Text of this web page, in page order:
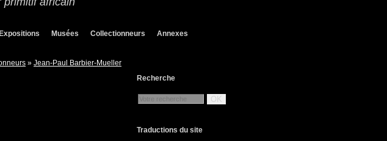
Musées Collectionneurs Annexes
» Jean-Paul Barbier-Mueller
Recherche
OK
Traductions du site